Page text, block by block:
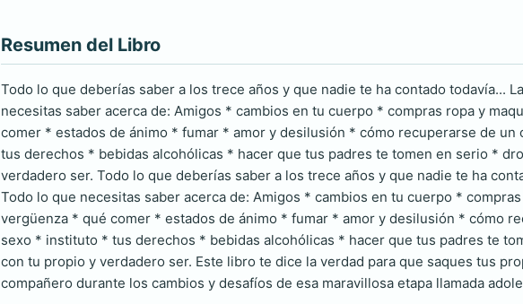
Resumen del Libro
Todo lo que deberías saber a los trece años y que nadie te ha contado todavía...
necesitas saber acerca de: Amigos * cambios en tu cuerpo * compras ropa y
comer * estados de ánimo * fumar * amor y desilusión * cómo recuperarse de
tus derechos * bebidas alcohólicas * hacer que tus padres te tomen en serio *
verdadero ser. Todo lo que deberías saber a los trece años y que nadie te ha
Todo lo que necesitas saber acerca de: Amigos * cambios en tu cuerpo *
vergüenza * qué comer * estados de ánimo * fumar * amor y desilusión * cómo
sexo * instituto * tus derechos * bebidas alcohólicas * hacer que tus padres te
con tu propio y verdadero ser. Este libro te dice la verdad para que saques tus
compañero durante los cambios y desafíos de esa maravillosa etapa llamada